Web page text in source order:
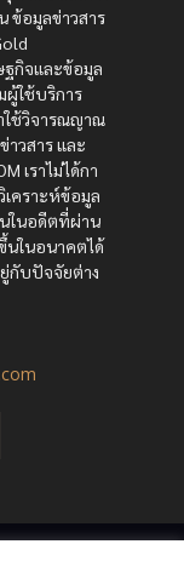
ข้อมูลข่าวสาร
ฐกิจและข้อมูล
ใช้บริการ
ใช้วิจารณญาณ
าวสาร และ
เราไม่ได้กา
เคราะห์ข้อมูล
นในอดีตที่ผ่าน
นในอนาคตได้
กับปัจจัยต่าง